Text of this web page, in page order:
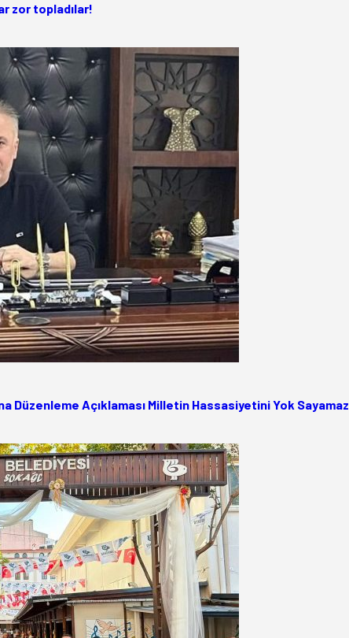
zor topladılar!
Düzenleme Açıklaması Milletin Hassasiyetini Yok Sayamaz